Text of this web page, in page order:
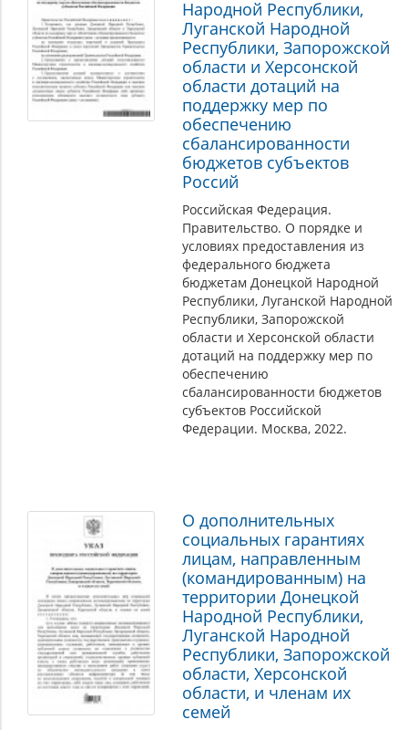
Народной Республики,
Луганской Народной
Республики, Запорожской
области и Херсонской
области дотаций на
поддержку мер по
обеспечению
сбалансированности
бюджетов субъектов
Россий
Российская Федерация.
Правительство. О порядке и
условиях предоставления из
федерального бюджета
бюджетам Донецкой Народной
Республики, Луганской Народной
Республики, Запорожской
области и Херсонской области
дотаций на поддержку мер по
обеспечению
сбалансированности бюджетов
субъектов Российской
Федерации. Москва, 2022.
О дополнительных
социальных гарантиях
лицам, направленным
(командированным) на
территории Донецкой
Народной Республики,
Луганской Народной
Республики, Запорожской
области, Херсонской
области, и членам их
семей